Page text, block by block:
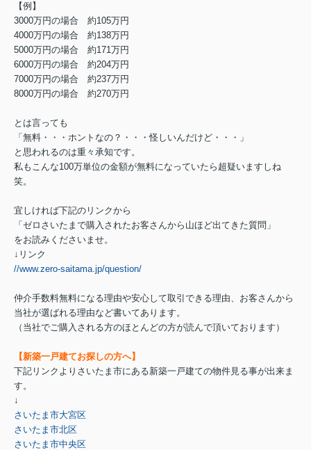
【例】
3000万円の場合 約105万円
4000万円の場合 約138万円
5000万円の場合 約171万円
6000万円の場合 約204万円
7000万円の場合 約237万円
8000万円の場合 約270万円
とは言っても
「無料・・・ホントなの？・・・怪しいんだけど・・・」
と思われるのは重々承知です。
私もこんな100万単位の金額が無料になっていたら超疑いますしね
笑。
宜しければ下記のリンクから
「ゼロさいたまで購入されたお客さんから山ほど出てきた質問」
をお読みくださいませ。
↓リンク
//www.zero-saitama.jp/question/
仲介手数料無料になる理由や安心して取引できる理由、お客さんから
当社が選ばれる理由など書いてあります。
（当社でご購入される方のほとんどの方が読んで頂いております）
【新築一戸建てお探しの方へ】
下記リンクよりさいたま市にある新築一戸建ての物件見る事が出来ま
す。
↓
さいたま市大宮区
さいたま市北区
さいたま市中央区